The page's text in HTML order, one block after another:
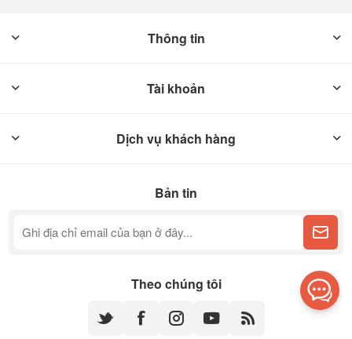
Thông tin
Tài khoản
Dịch vụ khách hàng
Bản tin
Theo chúng tôi